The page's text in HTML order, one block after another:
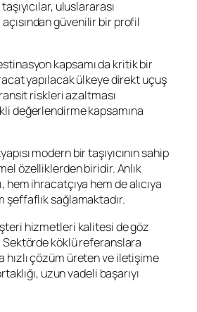
uluslararası
güvenilir bir profil
kapsamı da kritik bir
yapılacak ülkeye direkt uçuş
riskleri azaltması
değerlendirme kapsamına
modern bir taşıyıcının sahip
özelliklerden biridir. Anlık
hem ihracatçıya hem de alıcıya
şeffaflık sağlamaktadır.
hizmetleri kalitesi de göz
Sektörde köklü referanslara
hızlı çözüm üreten ve iletişime
uzun vadeli başarıyı